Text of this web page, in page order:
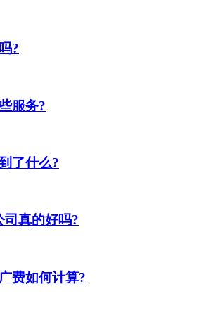
?
服务?
了什么?
司真的好吗?
费如何计算?